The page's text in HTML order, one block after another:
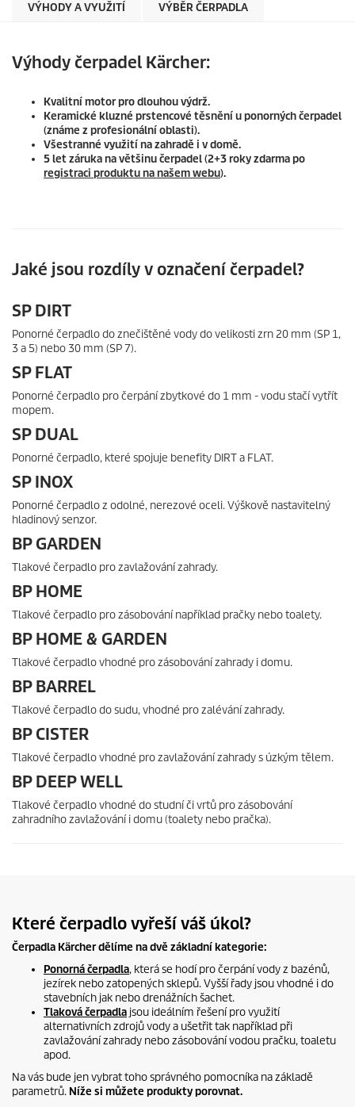
VÝHODY A VYUŽITÍ VÝBĚR ČERPADLA
Výhody čerpadel Kärcher:
Kvalitní motor pro dlouhou výdrž.
Keramické kluzné prstencové těsnění u ponorných čerpadel
(známe z profesionální oblasti).
Všestranné využití na zahradě i v domě.
5 let záruka na většinu čerpadel (2+3 roky zdarma po
registraci produktu na našem webu).
Jaké jsou rozdíly v označení čerpadel?
SP DIRT
Ponorné čerpadlo do znečištěné vody do velikosti zrn 20 mm (SP 1,
3 a 5) nebo 30 mm (SP 7).
SP FLAT
Ponorné čerpadlo pro čerpání zbytkové do 1 mm - vodu stačí vytřít
mopem.
SP DUAL
Ponorné čerpadlo, které spojuje benefity DIRT a FLAT.
SP INOX
Ponorné čerpadlo z odolné, nerezové oceli. Výškově nastavitelný
hladinový senzor.
BP GARDEN
Tlakové čerpadlo pro zavlažování zahrady.
BP HOME
Tlakové čerpadlo pro zásobování například pračky nebo toalety.
BP HOME & GARDEN
Tlakové čerpadlo vhodné pro zásobování zahrady i domu.
BP BARREL
Tlakové čerpadlo do sudu, vhodné pro zalévání zahrady.
BP CISTER
Tlakové čerpadlo vhodné pro zavlažování zahrady s úzkým tělem.
BP DEEP WELL
Tlakové čerpadlo vhodné do studní či vrtů pro zásobování
zahradního zavlažování i domu (toalety nebo pračka).
Které čerpadlo vyřeší váš úkol?
Čerpadla Kärcher dělíme na dvě základní kategorie:
Ponorná čerpadla, která se hodí pro čerpání vody z bazénů,
jezírek nebo zatopených sklepů. Vyšší řady jsou vhodné i do
stavebních jak nebo drenážních šachet.
Tlaková čerpadla jsou ideálním řešení pro využití
alternativních zdrojů vody a ušetřit tak například při
zavlažování zahrady nebo zásobování vodou pračku, toaletu
apod.
Na vás bude jen vybrat toho správného pomocníka na základě
parametrů. Níže si můžete produkty porovnat.